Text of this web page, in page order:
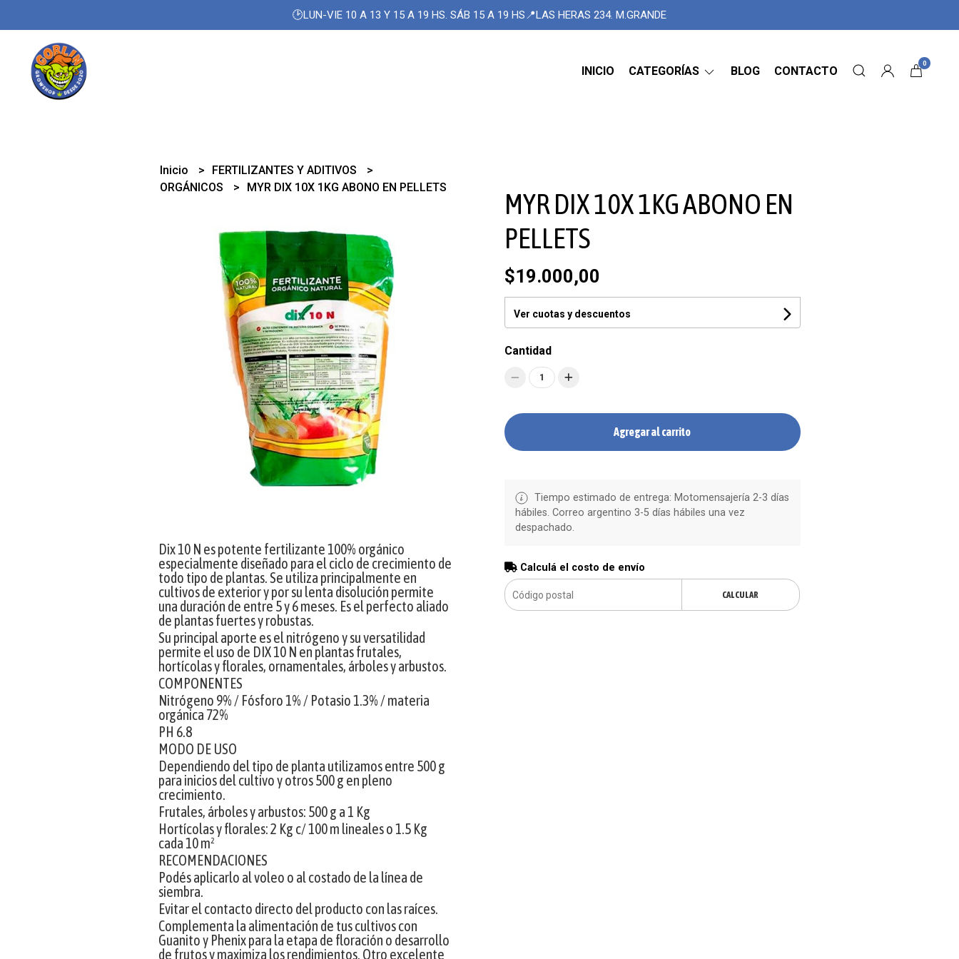
🕑LUN-VIE 10 A 13 Y 15 A 19 HS. SÁB 15 A 19 HS📍LAS HERAS 234. M.GRANDE
INICIO CATEGORÍAS BLOG CONTACTO
0
Inicio
FERTILIZANTES Y ADITIVOS
ORGÁNICOS
MYR DIX 10X 1KG ABONO EN PELLETS
Dix 10 N es potente fertilizante 100% orgánico
especialmente diseñado para el ciclo de crecimiento de
todo tipo de plantas. Se utiliza principalmente en
cultivos de exterior y por su lenta disolución permite
una duración de entre 5 y 6 meses. Es el perfecto aliado
de plantas fuertes y robustas.
Su principal aporte es el nitrógeno y su versatilidad
permite el uso de DIX 10 N en plantas frutales,
hortícolas y florales, ornamentales, árboles y arbustos.
COMPONENTES
Nitrógeno 9% / Fósforo 1% / Potasio 1.3% / materia
orgánica 72%
PH 6.8
MODO DE USO
Dependiendo del tipo de planta utilizamos entre 500 g
para inicios del cultivo y otros 500 g en pleno
crecimiento.
Frutales, árboles y arbustos: 500 g a 1 Kg
Hortícolas y florales: 2 Kg c/ 100 m lineales o 1.5 Kg
cada 10 m²
RECOMENDACIONES
Podés aplicarlo al voleo o al costado de la línea de
siembra.
Evitar el contacto directo del producto con las raíces.
Complementa la alimentación de tus cultivos con
Guanito y Phenix para la etapa de floración o desarrollo
de frutos y maximiza los rendimientos. Otro excelente
MYR DIX 10X 1KG ABONO EN
PELLETS
$19.000,00
Ver cuotas y descuentos
Cantidad
1
Agregar al carrito
Tiempo estimado de entrega: Motomensajería 2-3 días
hábiles. Correo argentino 3-5 días hábiles una vez
despachado.
Calculá el costo de envío
CALCULAR